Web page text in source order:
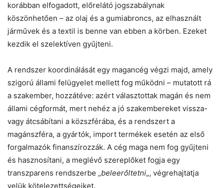
korábban elfogadott, előrelátó jogszabálynak
köszönhetően – az olaj és a gumiabroncs, az elhasznált
járművek és a textil is benne van ebben a körben. Ezeket
kezdik el szelektíven gyűjteni.
A rendszer koordinálását egy magancég végzi majd, amely
szigorú állami felügyelet mellett fog működni – mutatott rá
a szakember, hozzátéve: azért választottak magán és nem
állami cégformát, mert nehéz a jó szakembereket vissza-
vagy átcsábítani a közszférába, és a rendszert a
magánszféra, a gyártók, import termékek esetén az első
forgalmazók finanszírozzák. A cég maga nem fog gyűjteni
és hasznosítani, a meglévő szereplőket fogja egy
transzparens rendszerbe „beleerőltetni„, végrehajtatja
velük kötelezettségeiket.